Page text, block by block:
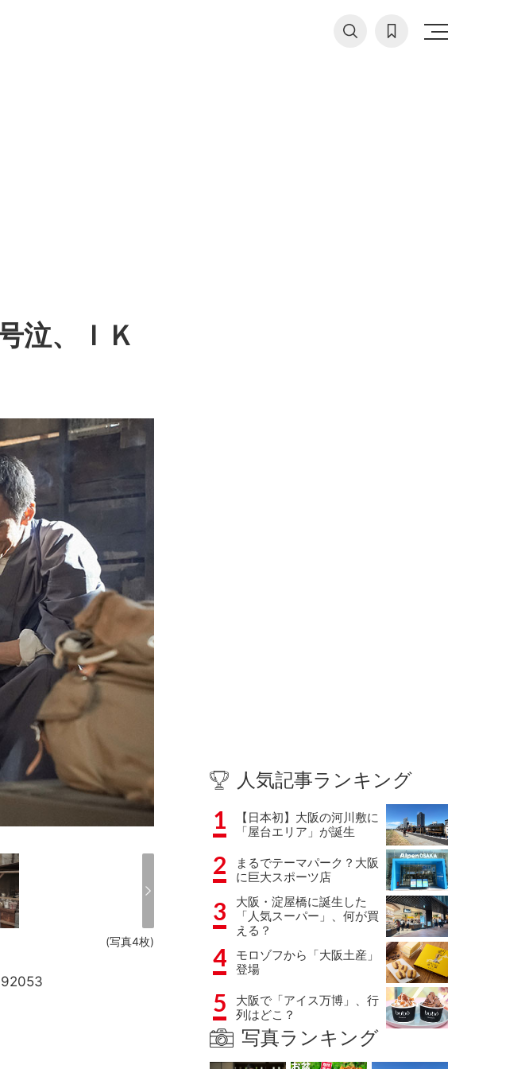
泣、ＩＫ
(写真4枚)
人気記事ランキング
1
【日本初】大阪の河川敷に
「屋台エリア」が誕生
2
まるでテーマパーク？大阪
に巨大スポーツ店
3
大阪・淀屋橋に誕生した
「人気スーパー」、何が買
える？
4
モロゾフから「大阪土産」
登場
5
大阪で「アイス万博」、行
列はどこ？
写真ランキング